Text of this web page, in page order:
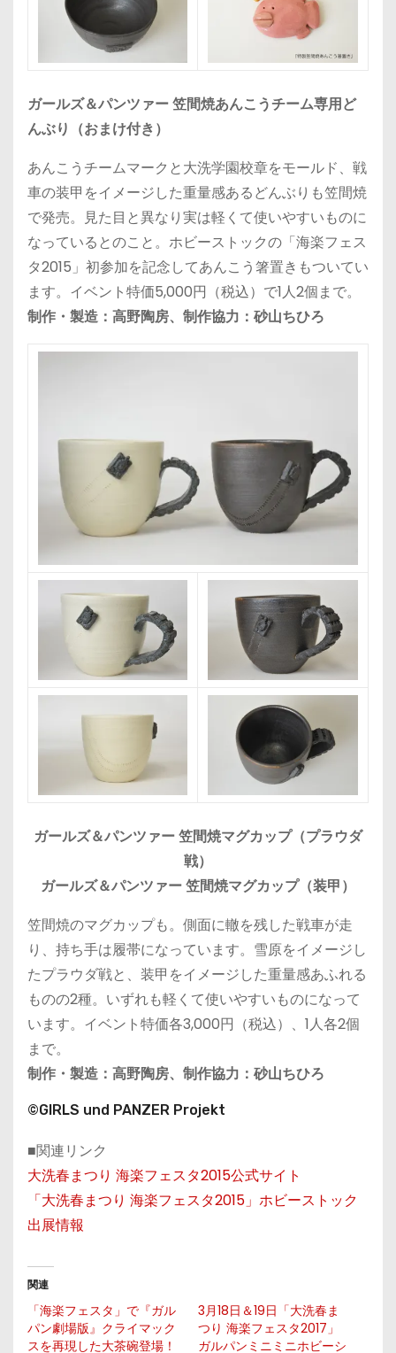
ガールズ＆パンツァー 笠間焼あんこうチーム専用ど
んぶり（おまけ付き）
あんこうチームマークと大洗学園校章をモールド、戦
車の装甲をイメージした重量感あるどんぶりも笠間焼
で発売。見た目と異なり実は軽くて使いやすいものに
なっているとのこと。ホビーストックの「海楽フェス
タ2015」初参加を記念してあんこう箸置きもついてい
ます。イベント特価5,000円（税込）で1人2個まで。
制作・製造：高野陶房、制作協力：砂山ちひろ
ガールズ＆パンツァー 笠間焼マグカップ（プラウダ
戦）
ガールズ＆パンツァー 笠間焼マグカップ（装甲）
笠間焼のマグカップも。側面に轍を残した戦車が走
り、持ち手は履帯になっています。雪原をイメージし
たプラウダ戦と、装甲をイメージした重量感あふれる
ものの2種。いずれも軽くて使いやすいものになって
います。イベント特価各3,000円（税込）、1人各2個
まで。
制作・製造：高野陶房、制作協力：砂山ちひろ
©GIRLS und PANZER Projekt
■関連リンク
大洗春まつり 海楽フェスタ2015公式サイト
「大洗春まつり 海楽フェスタ2015」ホビーストック
出展情報
関連
「海楽フェスタ」で『ガル
パン劇場版』クライマック
スを再現した大茶碗登場！
3月18日＆19日「大洗春ま
つり 海楽フェスタ2017」
ガルパンミニミニホビーシ